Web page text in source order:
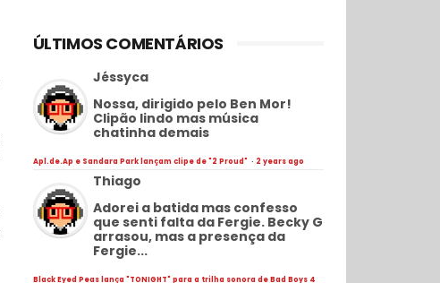
ÚLTIMOS COMENTÁRIOS
Jéssyca
Nossa, dirigido pelo Ben Mor!
Clipão lindo mas música
chatinha demais
Apl.de.Ap e Sandara Park lançam clipe de "2 Proud" · 2 years ago
Thiago
Adorei a batida mas confesso
que senti falta da Fergie. Becky G
arrasou, mas a presença da
Fergie...
Black Eyed Peas lança "TONIGHT" para a trilha sonora de Bad Boys 4